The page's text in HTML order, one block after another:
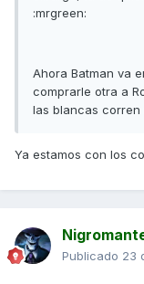
:mrgreen:
Ahora Batman va
comprarle otra a
las blancas corren
Ya estamos con los
Publicado 23